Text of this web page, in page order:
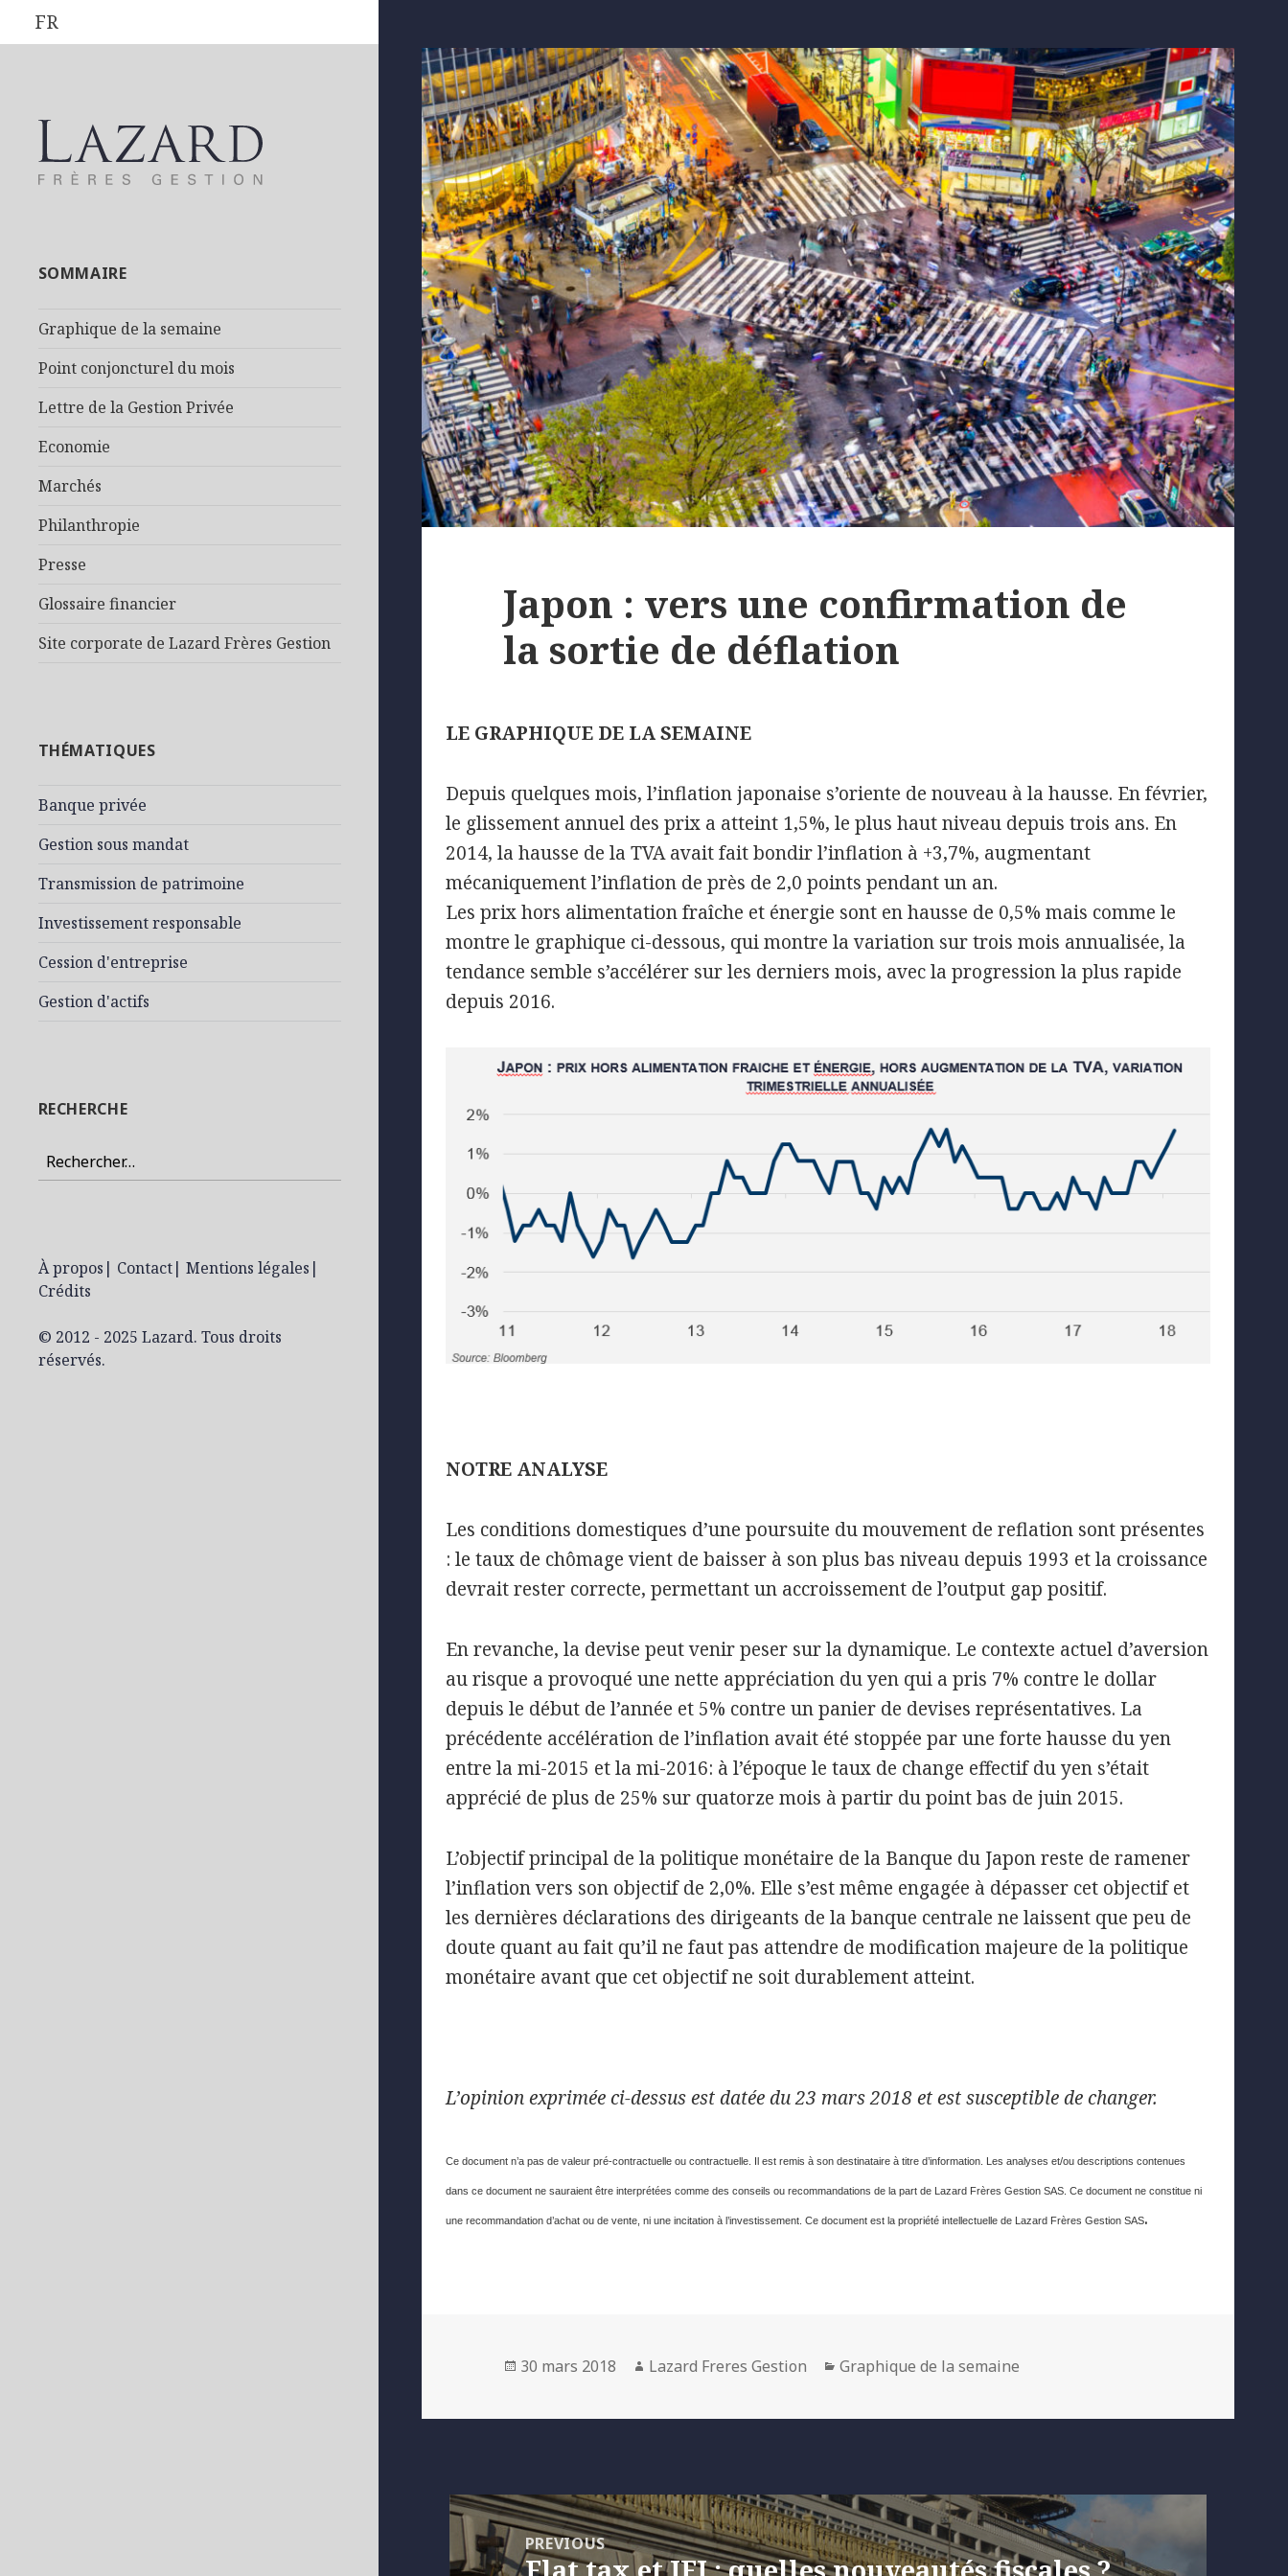
FR
SOMMAIRE
Graphique de la semaine
Point conjoncturel du mois
Lettre de la Gestion Privée
Economie
Marchés
Philanthropie
Presse
Glossaire financier
Site corporate de Lazard Frères Gestion
THÉMATIQUES
Banque privée
Gestion sous mandat
Transmission de patrimoine
Investissement responsable
Cession d'entreprise
Gestion d'actifs
RECHERCHE
Rechercher :
À propos | Contact| Mentions légales |
Crédits
© 2012 - 2025 Lazard. Tous droits
réservés.
Japon : vers une confirmation de
la sortie de déflation
LE GRAPHIQUE DE LA SEMAINE
Depuis quelques mois, l’inflation japonaise s’oriente de nouveau à la hausse. En février,
le glissement annuel des prix a atteint 1,5%, le plus haut niveau depuis trois ans. En
2014, la hausse de la TVA avait fait bondir l’inflation à +3,7%, augmentant
mécaniquement l’inflation de près de 2,0 points pendant un an.
Les prix hors alimentation fraîche et énergie sont en hausse de 0,5% mais comme le
montre le graphique ci-dessous, qui montre la variation sur trois mois annualisée, la
tendance semble s’accélérer sur les derniers mois, avec la progression la plus rapide
depuis 2016.
NOTRE ANALYSE
Les conditions domestiques d’une poursuite du mouvement de reflation sont présentes
: le taux de chômage vient de baisser à son plus bas niveau depuis 1993 et la croissance
devrait rester correcte, permettant un accroissement de l’output gap positif.
En revanche, la devise peut venir peser sur la dynamique. Le contexte actuel d’aversion
au risque a provoqué une nette appréciation du yen qui a pris 7% contre le dollar
depuis le début de l’année et 5% contre un panier de devises représentatives. La
précédente accélération de l’inflation avait été stoppée par une forte hausse du yen
entre la mi-2015 et la mi-2016: à l’époque le taux de change effectif du yen s’était
apprécié de plus de 25% sur quatorze mois à partir du point bas de juin 2015.
L’objectif principal de la politique monétaire de la Banque du Japon reste de ramener
l’inflation vers son objectif de 2,0%. Elle s’est même engagée à dépasser cet objectif et
les dernières déclarations des dirigeants de la banque centrale ne laissent que peu de
doute quant au fait qu’il ne faut pas attendre de modification majeure de la politique
monétaire avant que cet objectif ne soit durablement atteint.
L’opinion exprimée ci-dessus est datée du 23 mars 2018 et est susceptible de changer.
Ce document n’a pas de valeur pré-contractuelle ou contractuelle. Il est remis à son destinataire à titre d’information. Les analyses et/ou descriptions contenues
dans ce document ne sauraient être interprétées comme des conseils ou recommandations de la part de Lazard Frères Gestion SAS. Ce document ne constitue ni
une recommandation d’achat ou de vente, ni une incitation à l’investissement. Ce document est la propriété intellectuelle de Lazard Frères Gestion SAS.
Posted
30 mars 2018 Author
Lazard Freres Gestion Categories
Graphique de la semaine
Navigation
de
l’article
PREVIOUS
Previous